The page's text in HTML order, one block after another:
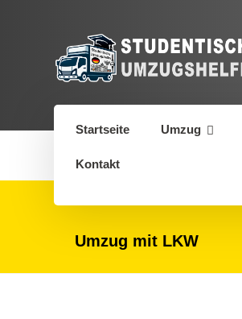
Startseite Umzug
Kontakt
Umzug mit LKW